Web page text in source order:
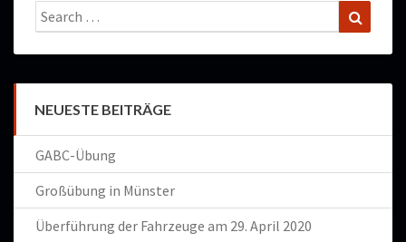
Search
for:
NEUESTE BEITRÄGE
GABC-Übung
Großübung in Münster
Überführung der Fahrzeuge am 29. April 2020